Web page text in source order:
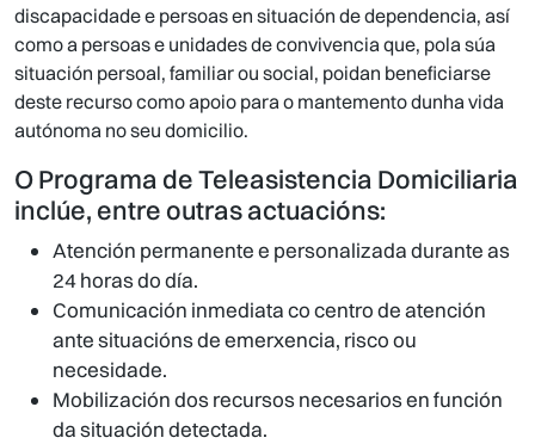
discapacidade e persoas en situación de dependencia, así
como a persoas e unidades de convivencia que, pola súa
situación persoal, familiar ou social, poidan beneficiarse
deste recurso como apoio para o mantemento dunha vida
autónoma no seu domicilio.
O Programa de Teleasistencia Domiciliaria
inclúe, entre outras actuacións:
Atención permanente e personalizada durante as
24 horas do día.
Comunicación inmediata co centro de atención
ante situacións de emerxencia, risco ou
necesidade.
Mobilización dos recursos necesarios en función
da situación detectada.